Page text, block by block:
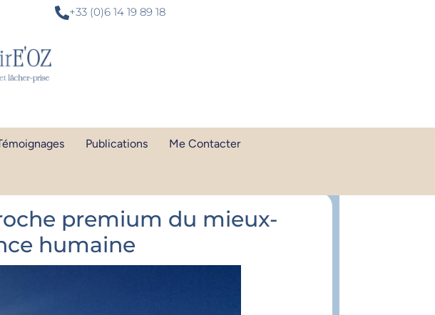
+33 (0)6 14 19 89 18
Publications Me Contacter
premium du mieux-
humaine